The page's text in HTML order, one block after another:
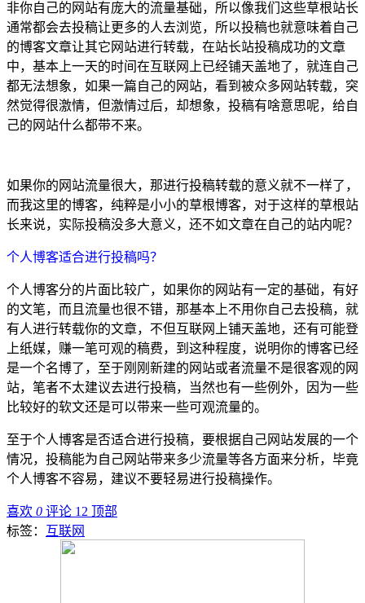
非你自己的网站有庞大的流量基础，所以像我们这些草根站长
通常都会去投稿让更多的人去浏览，所以投稿也就意味着自己
的博客文章让其它网站进行转载，在站长站投稿成功的文章
中，基本上一天的时间在互联网上已经铺天盖地了，就连自己
都无法想象，如果一篇自己的网站，看到被众多网站转载，突
然觉得很激情，但激情过后，却想象，投稿有啥意思呢，给自
己的网站什么都带不来。
如果你的网站流量很大，那进行投稿转载的意义就不一样了，
而我这里的博客，纯粹是小小的草根博客，对于这样的草根站
长来说，实际投稿没多大意义，还不如文章在自己的站内呢？
个人博客适合进行投稿吗？
个人博客分的片面比较广，如果你的网站有一定的基础，有好
的文笔，而且流量也很不错，那基本上不用你自己去投稿，就
有人进行转载你的文章，不但互联网上铺天盖地，还有可能登
上纸媒，赚一笔可观的稿费，到这种程度，说明你的博客已经
是一个名博了，至于刚刚新建的网站或者流量不是很客观的网
站，笔者不太建议去进行投稿，当然也有一些例外，因为一些
比较好的软文还是可以带来一些可观流量的。
至于个人博客是否适合进行投稿，要根据自己网站发展的一个
情况，投稿能为自己网站带来多少流量等各方面来分析，毕竟
个人博客不容易，建议不要轻易进行投稿操作。
喜欢 0 评论 12 顶部
标签： 互联网